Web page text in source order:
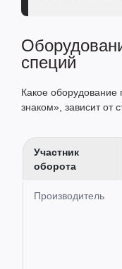
специй
Какое
знаком», зависит от
Участник
оборота
Производитель